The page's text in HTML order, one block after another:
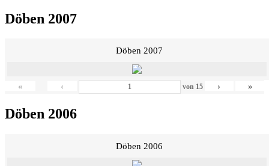
Döben 2007
Döben 2007
« ‹ von 15 › »
Döben 2006
Döben 2006